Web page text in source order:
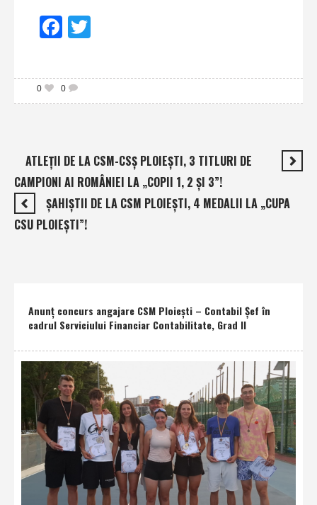
Facebook
0
0
ATLEŢII DE LA CSM-CSŞ PLOIEŞTI, 3 TITLURI DE
CAMPIONI AI ROMÂNIEI LA „COPII 1, 2 ŞI 3”!
ŞAHIŞTII DE LA CSM PLOIEŞTI, 4 MEDALII LA „CUPA
CSU PLOIEŞTI”!
Anunţ concurs angajare CSM Ploieşti – Contabil Şef în
cadrul Serviciului Financiar Contabilitate, Grad II